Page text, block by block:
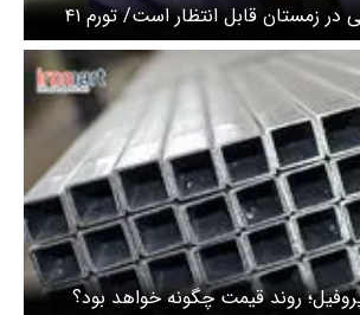
دلار ۱۳۰ هزار تومانی در زمستان قابل انتظار است/ تورم ۴۱
توقف استقراض دولت است
روند قیمت چگونه خواهد بود؟